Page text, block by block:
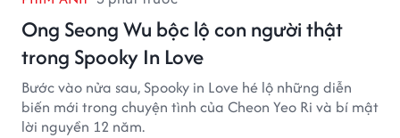
Ong Seong Wu bộc lộ con người thật
trong Spooky In Love
Bước vào nửa sau, Spooky in Love hé lộ những diễn
biến mới trong chuyện tình của Cheon Yeo Ri và bí mật
lời nguyền 12 năm.